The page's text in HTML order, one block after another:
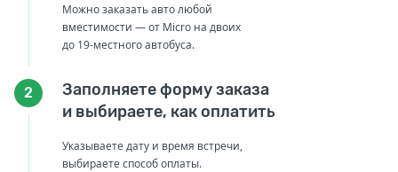
Можно заказать авто любой
вместимости — от Micro на двоих
до 19-местного автобуса.
2
Заполняете форму заказа
и выбираете, как оплатить
Указываете дату и время встречи,
выбираете способ оплаты.